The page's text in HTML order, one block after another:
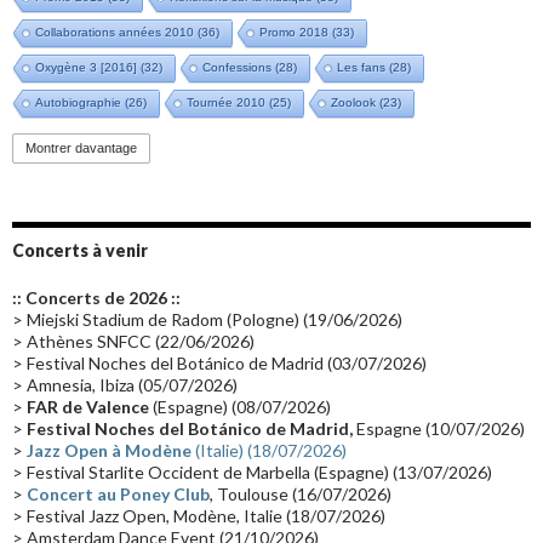
Collaborations années 2010 (36) Promo 2018 (33)
Oxygène 3 [2016] (32) Confessions (28) Les fans (28)
Autobiographie (26) Tournée 2010 (25) Zoolook (23)
Promo 2019(23)
Groupe de Recherche Musicale
Passages radio Vidéo Jarrecast (16) Synthé 80's
Les concerts en Chine(16) Cinéma
Synthé Roland(15) Belgique(15)
(14) Astronomie (14) (14)
Tournée 2025(14) 2024(14) Chine(13)
Montrer davantage
Concerts à venir
:: Concerts de 2026 ::
> Miejski Stadium de Radom (Pologne) (19/06/2026)
> Athènes SNFCC (22/06/2026)
> Festival Noches del Botánico de Madrid (03/07/2026)
> Amnesia, Ibiza (05/07/2026)
> FAR de Valence(Espagne) (08/07/2026)
> Festival Noches del Botánico de Madrid,Espagne (10/07/2026)
> Jazz Open à Modène(Italie) (18/07/2026)
> Festival Starlite Occident de Marbella (Espagne) (13/07/2026)
> Concert au Poney Club, Toulouse (16/07/2026)
> Festival Jazz Open, Modène, Italie (18/07/2026)
> Amsterdam Dance Event (21/10/2026)